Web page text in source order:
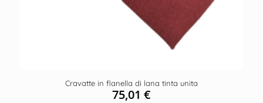
Cravatte in flanella di lana tinta unita
75,01€